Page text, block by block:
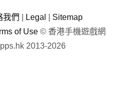
我們 Legal
Sitemap
of Use © 香港手機遊戲網
2013-2026